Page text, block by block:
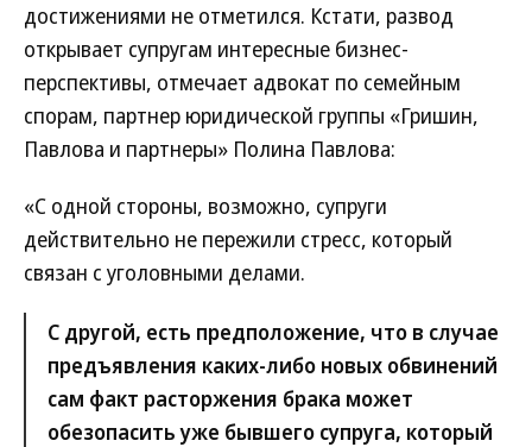
достижениями не отметился. Кстати, развод
открывает супругам интересные бизнес-
перспективы, отмечает адвокат по семейным
спорам, партнер юридической группы «Гришин,
Павлова и партнеры» Полина Павлова:
«С одной стороны, возможно, супруги
действительно не пережили стресс, который
связан с уголовными делами.
С другой, есть предположение, что в случае
предъявления каких-либо новых обвинений
сам факт расторжения брака может
обезопасить уже бывшего супруга, который